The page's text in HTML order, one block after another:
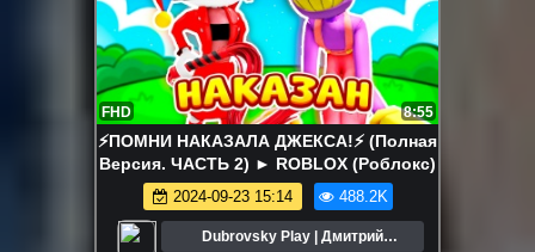
FHD 8:55
⚡️ПОМНИ НАКАЗАЛА ДЖЕКСА!⚡️ (Полная
Версия. ЧАСТЬ 2) ► ROBLOX (Роблокс)
2024-09-23 15:14 488.2K
Dubrovsky Play | Дмитрий